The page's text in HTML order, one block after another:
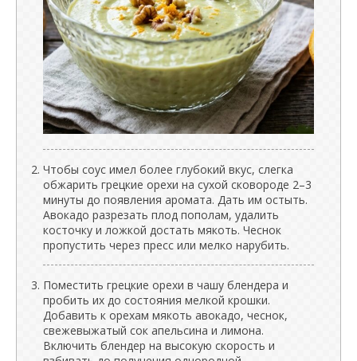
Чтобы соус имел более глубокий вкус, слегка
обжарить грецкие орехи на сухой сковороде 2–3
минуты до появления аромата. Дать им остыть.
Авокадо разрезать плод пополам, удалить
косточку и ложкой достать мякоть. Чеснок
пропустить через пресс или мелко нарубить.
Поместить грецкие орехи в чашу блендера и
пробить их до состояния мелкой крошки.
Добавить к орехам мякоть авокадо, чеснок,
свежевыжатый сок апельсина и лимона.
Включить блендер на высокую скорость и